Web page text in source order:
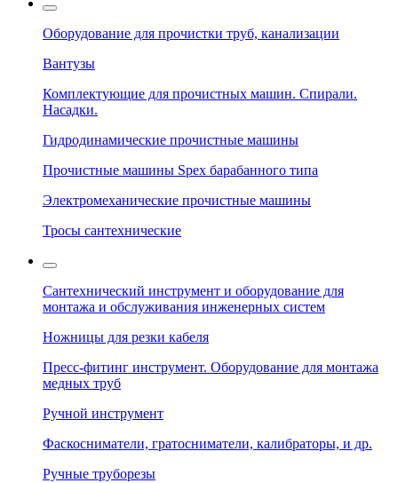
Оборудование для прочистки труб, канализации
Вантузы
Комплектующие для прочистных машин. Спирали.
Насадки.
Гидродинамические прочистные машины
Прочистные машины Spex барабанного типа
Электромеханические прочистные машины
Тросы сантехнические
Сантехнический инструмент и оборудование для
монтажа и обслуживания инженерных систем
Ножницы для резки кабеля
Пресс-фитинг инструмент. Оборудование для монтажа
медных труб
Ручной инструмент
Фаскосниматели, гратосниматели, калибраторы, и др.
Ручные труборезы